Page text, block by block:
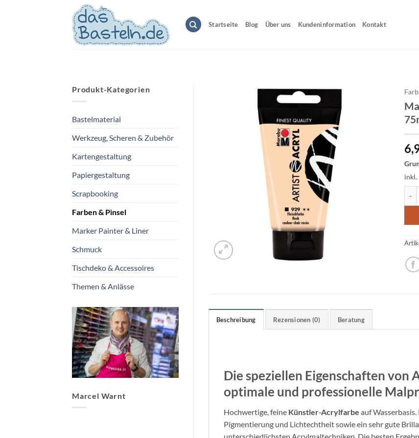
Startseite Blog Über uns Kundeninformation Kontakt
Produkt-Kategorien
Bastelmaterial
Werkzeug, Scheren & Zubehör
Kartengestaltung
Papiergestaltung
Scrapbooking
Farben & Pinsel
Marker Painter & Liner
Schmuck
Tischdeko & Accessoires
Themen & Anlässe
Marcel Warnt
inkl.
Beschreibung Rezensionen (0) Beratung
Die speziellen Eigenschaften von
optimale und professionelle
Hochwertige, feine Künstler-Acrylfarbe auf
Pigmentierung und Lichtechtheit sowie ein sehr gute